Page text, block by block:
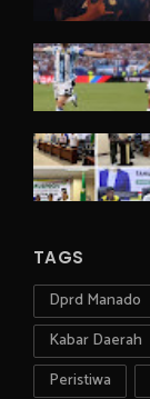
TAGS
Dprd Manado
Kabar Daerah
Peristiwa